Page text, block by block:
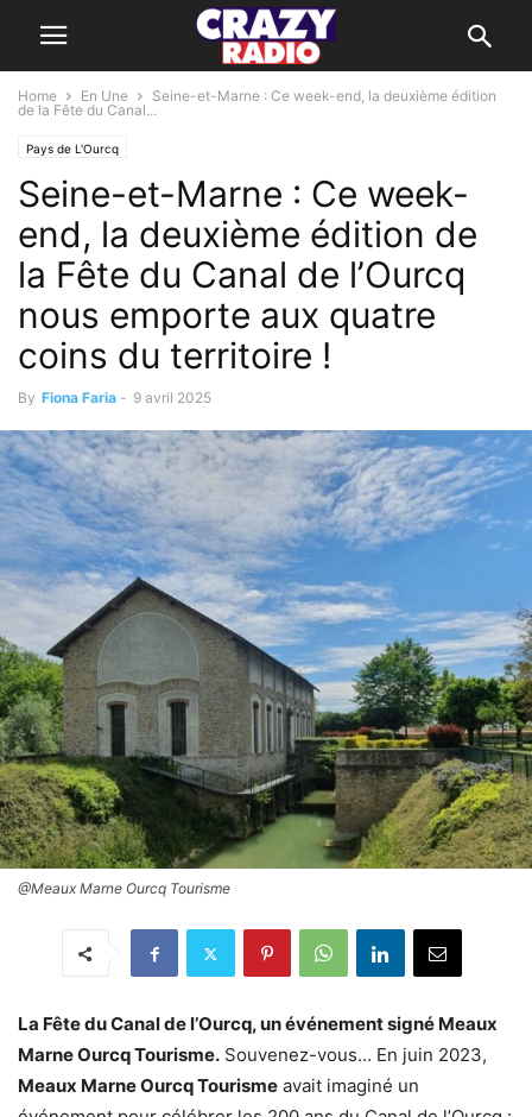
Home En Une
Seine-et-Marne : Ce week-end, la deuxième édition
de la Fête du Canal...
Pays de L'Ourcq
Seine-et-Marne : Ce week-
end, la deuxième édition de
la Fête du Canal de l’Ourcq
nous emporte aux quatre
coins du territoire !
By Fiona Faria - 9 avril 2025
@Meaux Marne Ourcq Tourisme
La Fête du Canal de l’Ourcq, un événement signé Meaux
Marne Ourcq Tourisme. Souvenez-vous… En juin 2023,
Meaux Marne Ourcq Tourisme avait imaginé un